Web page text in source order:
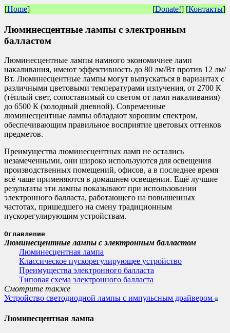
[Home] [Donate!] [Контакты]
Люминесцентные лампы с электронным
балластом
Люминесцентные лампы намного экономичнее ламп
накаливания, имеют эффективность до 80 лм/Вт против 12 лм/
Вт. Люминесцентные лампы могут выпускаться в вариантах с
различными цветовыми температурами излучения, от 2700 К
(тёплый свет, сопоставимый со светом от ламп накаливания)
до 6500 К (холодный дневной). Современные
люминесцентные лампы обладают хорошим спектром,
обеспечивающим правильное восприятие цветовых оттенков
предметов.
Преимущества люминесцентных ламп не остались
незамеченными, они широко используются для освещения
производственных помещений, офисов, а в последнее время
всё чаще применяются в домашнем освещении. Ещё лучшие
результаты эти лампы показывают при использовании
электронного балласта, работающего на повышенных
частотах, пришедшего на смену традиционным
пускорегулирующим устройствам.
Оглавление
Люминесцентные лампы с электронным балластом
Люминесцентная лампа
Классическое пускорегулирующее устройство
Преимущества электронного балласта
Типовая схема электронного балласта
Смотрите также
Устройство светодиодной лампы с импульсным драйвером
Люминесцентная лампа